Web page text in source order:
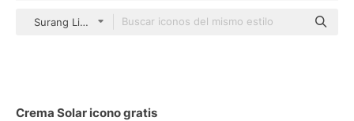
Surang Lineal
Crema Solar icono gratis